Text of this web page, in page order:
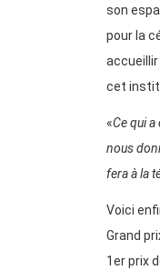
son
pour la
cet
«Ce qui a
nous
fera à la
Voici
Grand
1er prix